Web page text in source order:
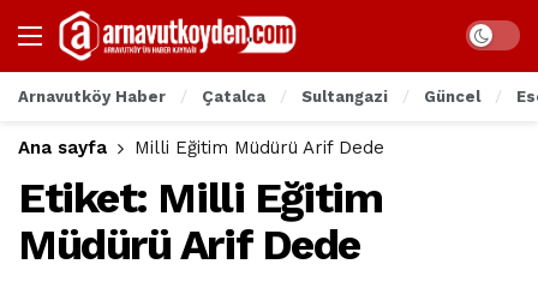
Arnavutköy Haber Çatalca Sultangazi Güncel
Ana sayfa Milli Eğitim Müdürü Arif Dede
Etiket: Milli Eğitim
Müdürü Arif Dede